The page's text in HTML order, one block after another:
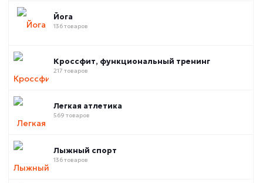
Йога
136 товаров
Кроссфит, функциональный тренинг
217 товаров
Легкая атлетика
569 товаров
Лыжный спорт
136 товаров